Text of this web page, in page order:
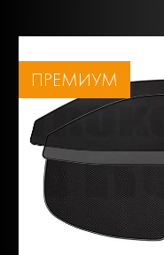
ПРЕМИУМ